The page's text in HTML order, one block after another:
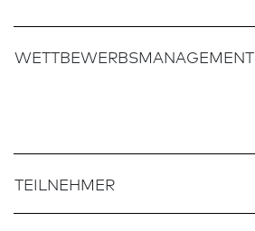
WETTBEWERBSMANAGEMENT
TEILNEHMER